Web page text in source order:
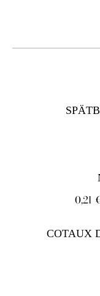
0,2l
COTAUX